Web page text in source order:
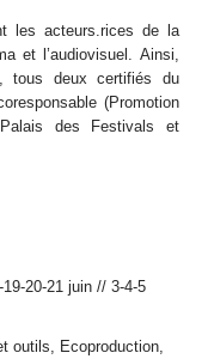
les acteurs.rices de la
et l’audiovisuel. Ainsi,
tous deux certifiés du
(Promotion
des Festivals et
20-21 juin // 3-4-5
outils, Ecoproduction,